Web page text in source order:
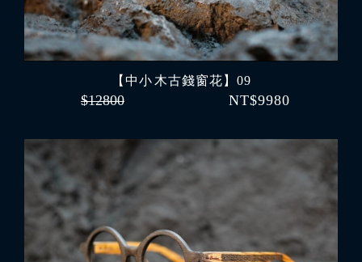
【中小 木古錢窗花】09
$12800 NT$9980